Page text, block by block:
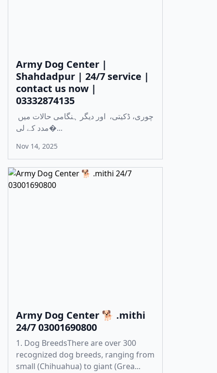
Army Dog Center |
Shahdadpur | 24/7 service |
contact us now |
03332874135
مدد کے لی�...
Nov 14, 2025
Army Dog Center 🐕 .mithi
24/7 03001690800
1. Dog BreedsThere are over 300
recognized dog breeds, ranging from
small (Chihuahua) to giant (Grea...